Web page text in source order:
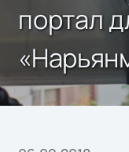
портал